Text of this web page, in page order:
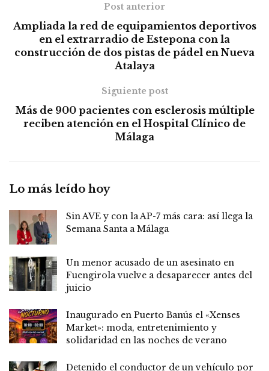
Post anterior
Ampliada la red de equipamientos deportivos
en el extrarradio de Estepona con la
construcción de dos pistas de pádel en Nueva
Atalaya
Siguiente post
Más de 900 pacientes con esclerosis múltiple
reciben atención en el Hospital Clínico de
Málaga
Lo más leído hoy
Sin AVE y con la AP-7 más cara: así llega la
Semana Santa a Málaga
Un menor acusado de un asesinato en
Fuengirola vuelve a desaparecer antes del
juicio
Inaugurado en Puerto Banús el «Xenses
Market»: moda, entretenimiento y
solidaridad en las noches de verano
Detenido el conductor de un vehículo por